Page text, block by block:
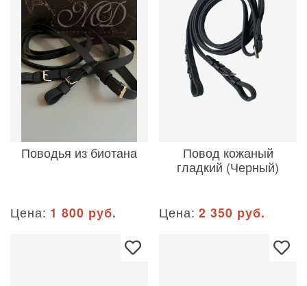
Поводья из биотана
Цена: 1 800 руб.
Повод кожаный
гладкий (Черный)
Цена: 2 350 руб.